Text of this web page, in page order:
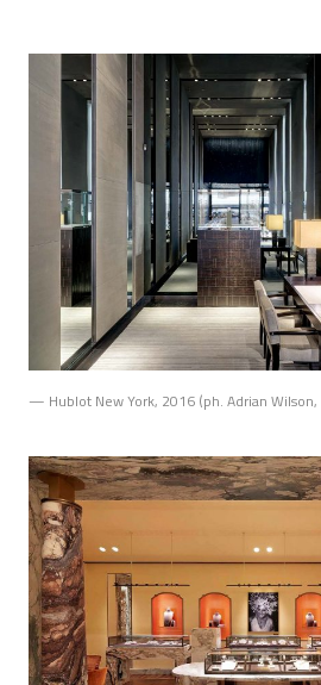
— Hublot New York, 2016 (ph. Adrian